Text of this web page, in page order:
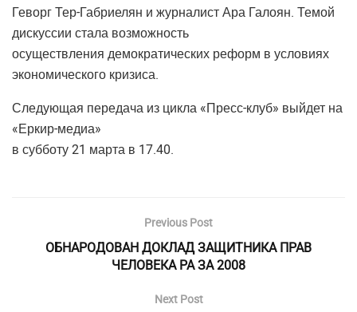
Геворг Тер-Габриелян и журналист Ара Галоян. Темой
дискуссии стала возможность
осуществления демократических реформ в условиях
экономического кризиса.
Следующая передача из цикла «Пресс-клуб» выйдет на
«Еркир-медиа»
в субботу 21 марта в 17.40.
Previous Post
ОБНАРОДОВАН ДОКЛАД ЗАЩИТНИКА ПРАВ
ЧЕЛОВЕКА РА ЗА 2008
Next Post